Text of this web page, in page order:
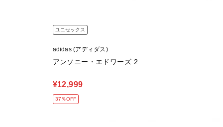
ユニセックス
adidas (アディダス)
アンソニー・エドワーズ 2
¥12,999
37％OFF